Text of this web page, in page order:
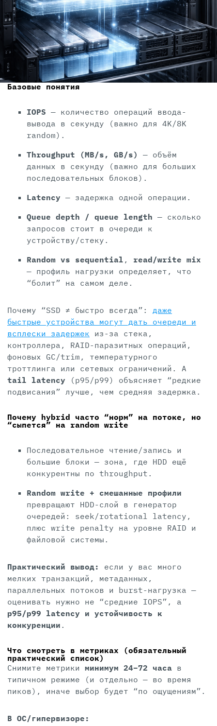
Базовые понятия
IOPS — количество операций ввода-
вывода в секунду (важно для 4K/8K
random).
Throughput (MB/s, GB/s)
— объём
данных в секунду (важно для больших
последовательных блоков).
Latency — задержка одной операции.
Queue depth / queue length — сколько
запросов стоит в очереди к
устройству/стеку.
Random vs sequential , read/write mix
— профиль нагрузки определяет, что
“болит” на самом деле.
Почему “SSD ≠ быстро всегда”: даже
быстрые устройства могут дать очереди и
всплески задержек из-за стека,
контроллера, RAID-паразитных операций,
фоновых GC/trim, температурного
троттлинга или сетевых ограничений. А
tail latency (p95/p99) объясняет “редкие
подвисания” лучше, чем средняя задержка.
Почему hybrid часто “норм” на потоке, но
“сыпется” на random write
Последовательное чтение/запись и
большие блоки — зона, где HDD ещё
конкурентны по throughput.
Random write + смешанные профили
превращают HDD-слой в генератор
очередей: seek/rotational latency,
плюс write penalty на уровне RAID и
файловой системы.
Практический вывод:
если у вас много
мелких транзакций, метаданных,
параллельных потоков и burst-нагрузка —
оценивать нужно не “средние IOPS”, а
p95/p99 latency и устойчивость к
конкуренции .
Что смотреть в метриках (обязательный
практический список)
Снимите метрики минимум 24–72 часа в
типичном режиме (и отдельно — во время
пиков), иначе выбор будет “по ощущениям”.
В ОС/гипервизоре: